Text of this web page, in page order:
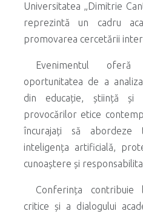
Universitatea „Dimitrie
reprezintă un cadru
promovarea cercetării
Evenimentul
oportunitatea de a
din educație, știință și
provocărilor etice
încurajați să abordeze
inteligența artificială,
cunoaștere și
Conferința contribuie
critice și a dialogului